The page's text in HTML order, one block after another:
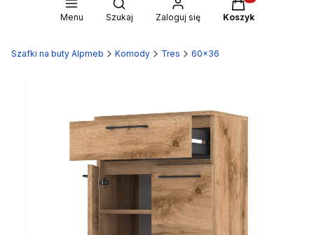
Menu
Otwórz wyszukiwarkę
Szukaj Zaloguj się
Produkty w
Koszyk
Szafki na buty Alpmeb Komody Tres 60x36